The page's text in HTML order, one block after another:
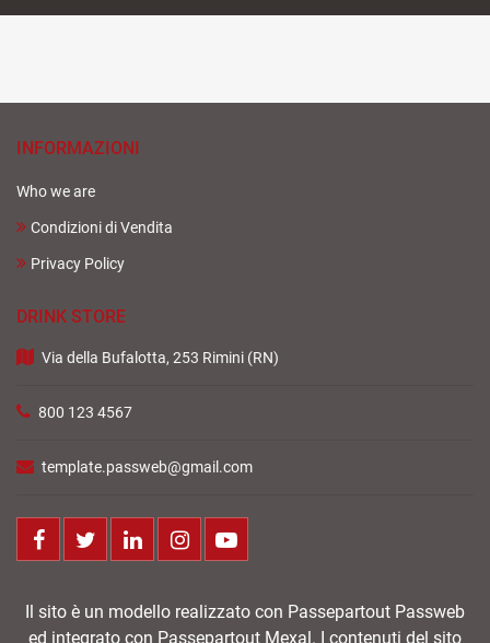
INFORMAZIONI
Who we are
Condizioni di Vendita
Privacy Policy
DRINK STORE
Via della Bufalotta, 253 Rimini (RN)
800 123 4567
template.passweb@gmail.com
FacebookTwitter LinkedIn
Il sito è un modello realizzato con Passepartout Passweb
ed integrato con Passepartout Mexal. I contenuti del sito